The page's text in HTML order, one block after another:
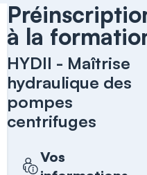
à la
HYDII - Maîtrise
hydraulique des
pompes
centrifuges
Vos